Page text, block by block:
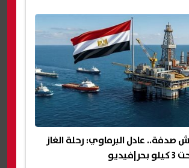
صدفة.. عادل البرماوي: رحلة الغاز